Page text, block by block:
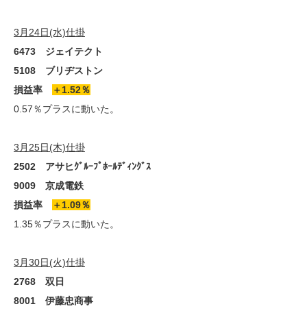
3月24日(水)仕掛
6473 ジェイテクト
5108 ブリヂストン
損益率
＋1.52％
0.57％プラスに動いた。
3月25日(木)仕掛
2502 アサヒｸﾞﾙｰﾌﾟﾎｰﾙﾃﾞｨﾝｸﾞｽ
9009 京成電鉄
損益率
＋1.09％
1.35％プラスに動いた。
3月30日(火)仕掛
2768 双日
8001 伊藤忠商事